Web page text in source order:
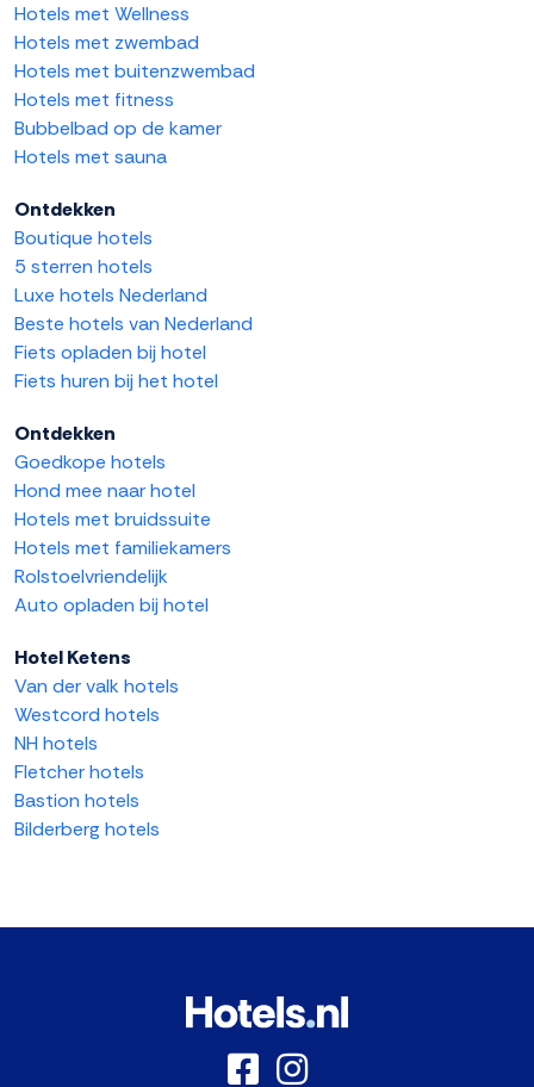
Hotels met Wellness
Hotels met zwembad
Hotels met buitenzwembad
Hotels met fitness
Bubbelbad op de kamer
Hotels met sauna
Ontdekken
Boutique hotels
5 sterren hotels
Luxe hotels Nederland
Beste hotels van Nederland
Fiets opladen bij hotel
Fiets huren bij het hotel
Ontdekken
Goedkope hotels
Hond mee naar hotel
Hotels met bruidssuite
Hotels met familiekamers
Rolstoelvriendelijk
Auto opladen bij hotel
Hotel Ketens
Van der valk hotels
Westcord hotels
NH hotels
Fletcher hotels
Bastion hotels
Bilderberg hotels